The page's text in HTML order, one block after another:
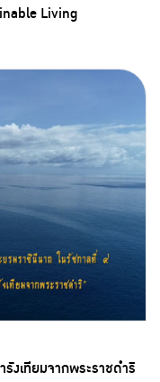
Living
งเทียมจากพระราชดำริ